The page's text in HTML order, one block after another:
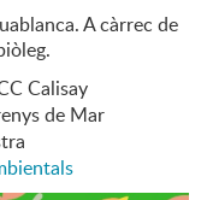
A càrrec de
Calisay
de Mar